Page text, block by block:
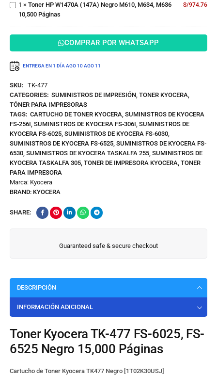
Páginas
M610,
M634,
10,500
1 × Toner HP W1470A (147A) Negro M610, M634, M636
10,500 Páginas
S/974.76
COMPRAR POR WHATSAPP
ENTREGA EN 1 DÍA AGO 10AGO 11
SKU: TK-477
CATEGORIES: SUMINISTROS DE IMPRESIÓN TONER KYOCERA
TÓNER PARA IMPRESORAS
TAGS: CARTUCHO DE TONER KYOCERA SUMINISTROS DE KYOCERA
FS-256I SUMINISTROS DE KYOCERA FS-306I SUMINISTROS DE
KYOCERA FS-6025 SUMINISTROS DE KYOCERA FS-6030
SUMINISTROS DE KYOCERA FS-6525 SUMINISTROS DE KYOCERA FS-
6530 SUMINISTROS DE KYOCERA TASKALFA 255 SUMINISTROS DE
KYOCERA TASKALFA 305 TONER DE IMPRESORA KYOCERA TONER
PARA IMPRESORA
Marca: Kyocera
BRAND: KYOCERA
SHARE:
Guaranteed safe & secure checkout
DESCRIPCIÓN
INFORMACIÓN ADICIONAL
Toner Kyocera TK-477 FS-6025, FS-
6525 Negro 15,000 Páginas
Cartucho de Toner Kyocera TK477 Negro [1T02K30USJ]